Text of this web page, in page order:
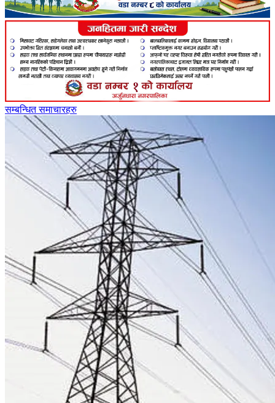
सम्बन्धित समाचारहरु